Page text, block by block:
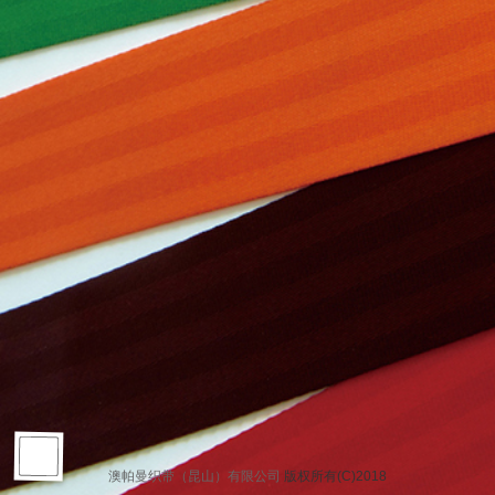
澳帕曼织带（昆山）有限公司 版权所有(C)2018